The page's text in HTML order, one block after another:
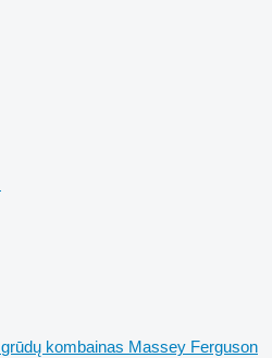
grūdų kombainas Massey Ferguson